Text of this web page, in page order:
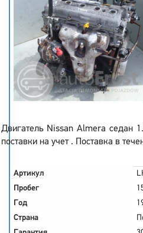
Двигатель Nissan Almera седан
поставки на учет . Поставка в
Артикул
Пробег
Год
Страна